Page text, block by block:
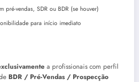
pré-vendas, SDR ou BDR (se houver)
para início imediato
a profissionais com perfil
BDR / Pré-Vendas / Prospecção